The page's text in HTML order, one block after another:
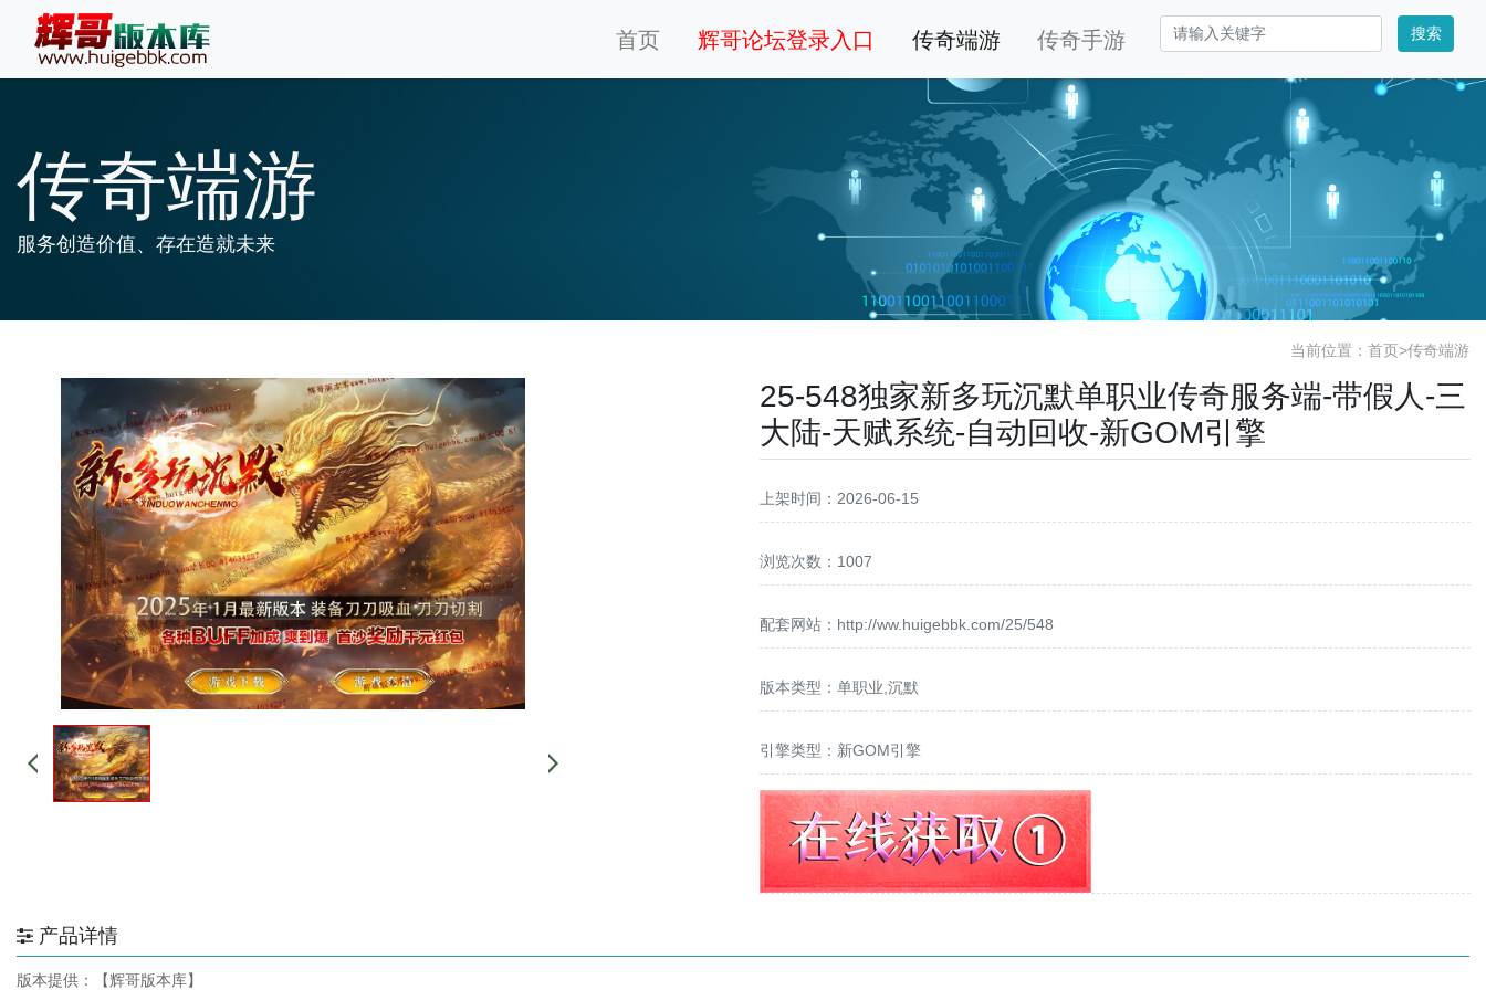
首页 辉哥论坛登录入口 传奇端游 传奇手游 搜索
传奇端游
服务创造价值、存在造就未来
当前位置： 首页>传奇端游
25-548独家新多玩沉默单职业传奇服务端-带假人-三
大陆-天赋系统-自动回收-新GOM引擎
上架时间：2026-06-15
浏览次数：1007
配套网站： http://ww.huigebbk.com/25/548
版本类型：单职业,沉默
引擎类型：新GOM引擎
产品详情
版本提供：【辉哥版本库】